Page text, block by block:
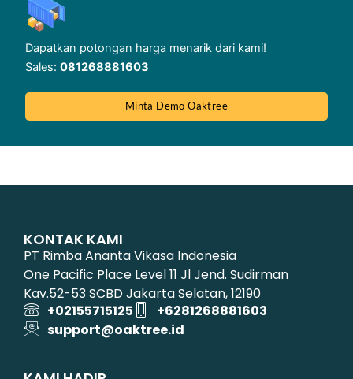
Dapatkan potongan harga menarik dari kami!
Sales: 081268881603
Minta Demo Oaktree
KONTAK KAMI
PT Rimba Ananta Vikasa Indonesia
One Pacific Place Level 11 Jl Jend. Sudirman
Kav.52-53 SCBD Jakarta Selatan, 12190
+02155715125
+6281268881603
support@oaktree.id